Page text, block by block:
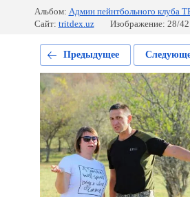
Альбом: Админ пейнтбольного клуба
Сайт: tritdex.uz Изображение: 28/42
Предыдущее